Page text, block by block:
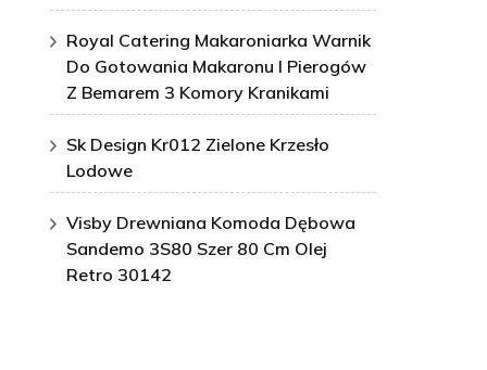
Royal Catering Makaroniarka Warnik
Do Gotowania Makaronu I Pierogów
Z Bemarem 3 Komory Kranikami
Sk Design Kr012 Zielone Krzesło
Lodowe
Visby Drewniana Komoda Dębowa
Sandemo 3S80 Szer 80 Cm Olej
Retro 30142